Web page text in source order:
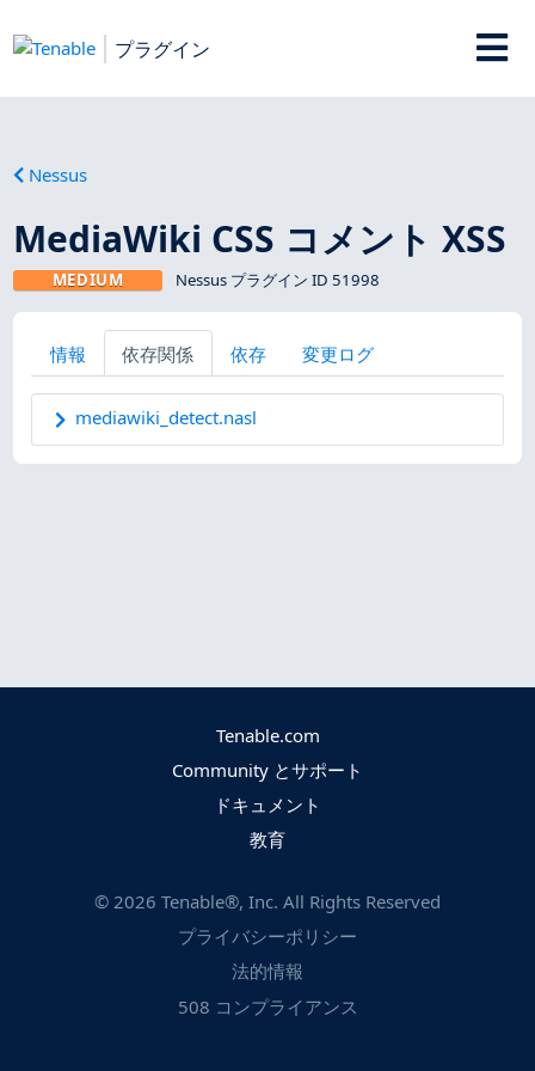
プラグイン
Nessus
MediaWiki CSS コメント XSS
MEDIUM Nessus プラグイン ID 51998
情報 依存関係 依存 変更ログ
mediawiki_detect.nasl
Tenable.com
Community とサポート
ドキュメント
教育
© 2026 Tenable®, Inc. All Rights Reserved
プライバシーポリシー
法的情報
508 コンプライアンス